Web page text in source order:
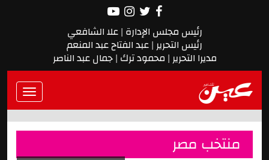
رئيس مجلس الإدارة | علا الشافعي
رئيس التحرير | عبد الفتاح عبد المنعم
مديرا التحرير | محمود ترك | جمال عبد الناصر
Toggle
منتخب مصر